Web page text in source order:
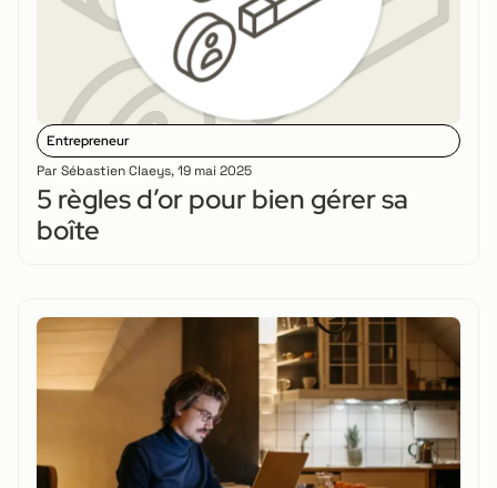
Entrepreneur
Par Sébastien Claeys,19 mai 2025
5 règles d’or pour bien gérer sa
boîte